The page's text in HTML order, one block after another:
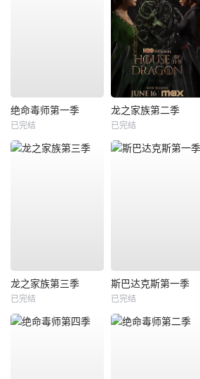
绝命毒师第一季
已完结
龙之家族第二季
已完结
龙之家族第三季
已完结
斯巴达克斯第一季
已完结